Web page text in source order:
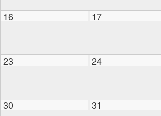
16 17
23 24
30 31